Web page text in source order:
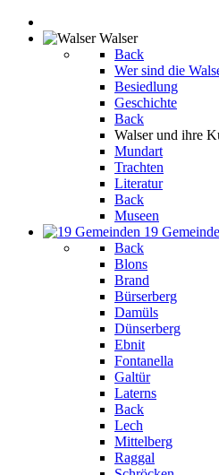
Walser
Back
Wer sind die
Besiedlung
Geschichte
Back
Walser und ihre
Mundart
Trachten
Literatur
Back
Museen
19
Back
Blons
Brand
Bürserberg
Damüls
Dünserberg
Ebnit
Fontanella
Galtür
Laterns
Back
Lech
Mittelberg
Raggal